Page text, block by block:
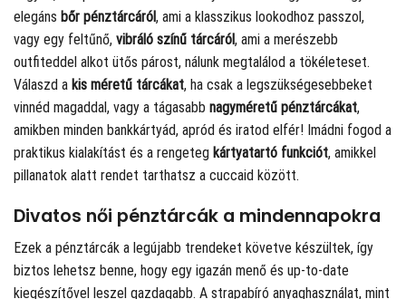
elegáns bőr pénztárcáról, ami a klasszikus lookodhoz passzol,
vagy egy feltűnő, vibráló színű tárcáról, ami a merészebb
outfiteddel alkot ütős párost, nálunk megtalálod a tökéleteset.
Válaszd a kis méretű tárcákat, ha csak a legszükségesebbeket
vinnéd magaddal, vagy a tágasabb nagyméretű pénztárcákat,
amikben minden bankkártyád, apród és iratod elfér! Imádni fogod a
praktikus kialakítást és a rengeteg kártyatartó funkciót, amikkel
pillanatok alatt rendet tarthatsz a cuccaid között.
Divatos női pénztárcák a mindennapokra
Ezek a pénztárcák a legújabb trendeket követve készültek, így
biztos lehetsz benne, hogy egy igazán menő és up-to-date
kiegészítővel leszel gazdagabb. A strapabíró anyaghasználat, mint